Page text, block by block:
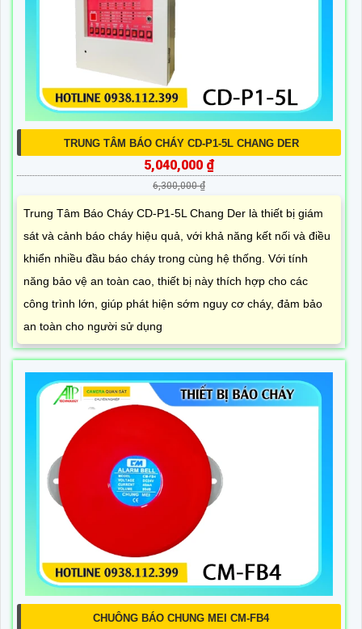
TRUNG TÂM BÁO CHÁY CD-P1-5L CHANG DER
5,040,000 ₫
6,300,000 ₫
Trung Tâm Báo Cháy CD-P1-5L Chang Der là thiết bị giám
sát và cảnh báo cháy hiệu quả, với khả năng kết nối và điều
khiển nhiều đầu báo cháy trong cùng hệ thống. Với tính
năng bảo vệ an toàn cao, thiết bị này thích hợp cho các
công trình lớn, giúp phát hiện sớm nguy cơ cháy, đảm bảo
an toàn cho người sử dụng
CHUÔNG BÁO CHUNG MEI CM-FB4